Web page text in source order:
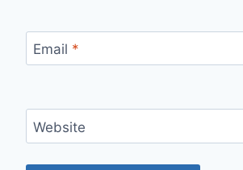
Email *
Website